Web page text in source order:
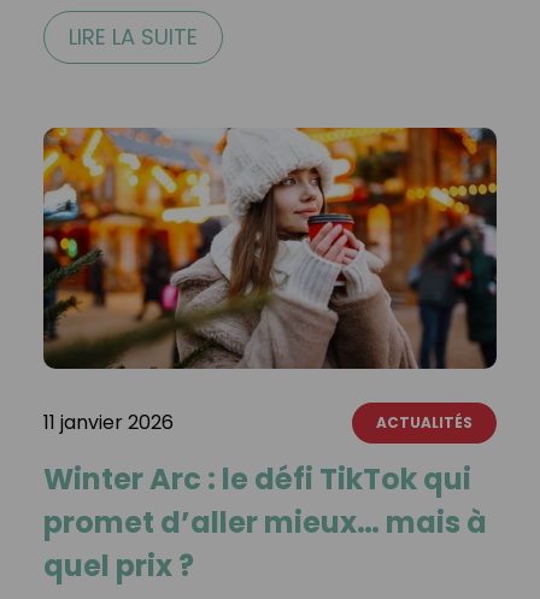
LIRE LA SUITE
11 janvier 2026 ACTUALITÉS
Winter Arc : le défi TikTok qui
promet d’aller mieux… mais à
quel prix ?